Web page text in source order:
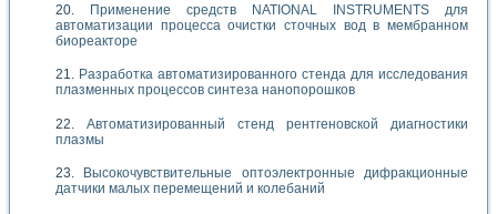
Применение средств NATIONAL INSTRUMENTS для
автоматизации процесса очистки сточных вод в мембранном
биореакторе
Разработка автоматизированного стенда для исследования
плазменных процессов синтеза нанопорошков
Автоматизированный стенд рентгеновской диагностики
плазмы
Высокочувствительные оптоэлектронные дифракционные
датчики малых перемещений и колебаний